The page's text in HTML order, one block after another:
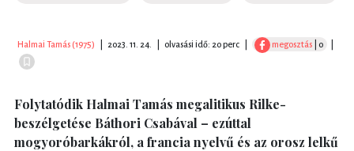
Halmai Tamás (1975) 2023. 11. 24. olvasási idő: 20 perc megosztás | 0
Folytatódik Halmai Tamás megalitikus Rilke-
beszélgetése Báthori Csabával – ezúttal
mogyoróbarkákról, a francia nyelvű és az orosz lelkű